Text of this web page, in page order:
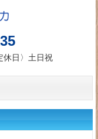
休日〉土日祝